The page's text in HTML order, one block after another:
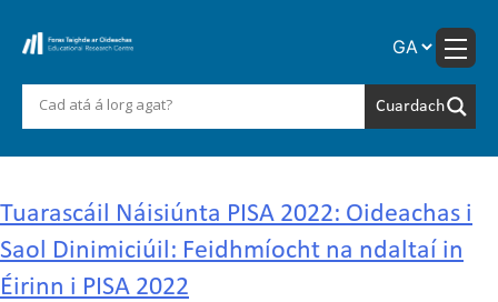
Tuarascáil Náisiúnta PISA 2022: Oideachas i
Saol Dinimiciúil: Feidhmíocht na ndaltaí in
Éirinn i PISA 2022